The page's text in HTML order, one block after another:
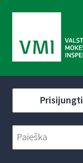
Prisijungti